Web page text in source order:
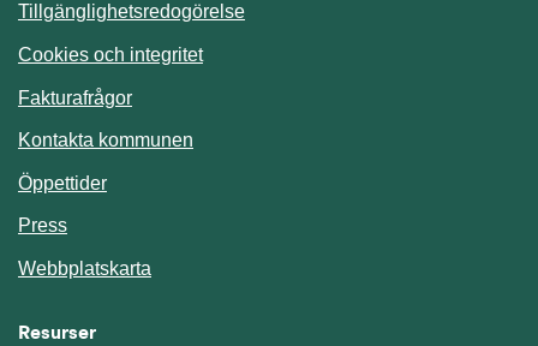
Tillgänglighetsredogörelse
Cookies och integritet
Fakturafrågor
Kontakta kommunen
Öppettider
Press
Webbplatskarta
Resurser